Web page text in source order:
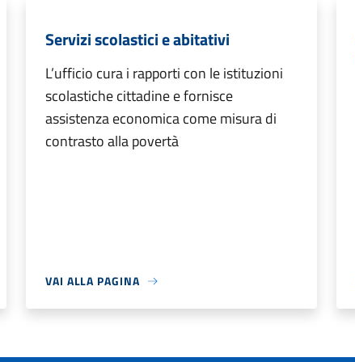
Servizi scolastici e abitativi
L’ufficio cura i rapporti con le istituzioni
scolastiche cittadine e fornisce
assistenza economica come misura di
contrasto alla povertà
VAI ALLA PAGINA